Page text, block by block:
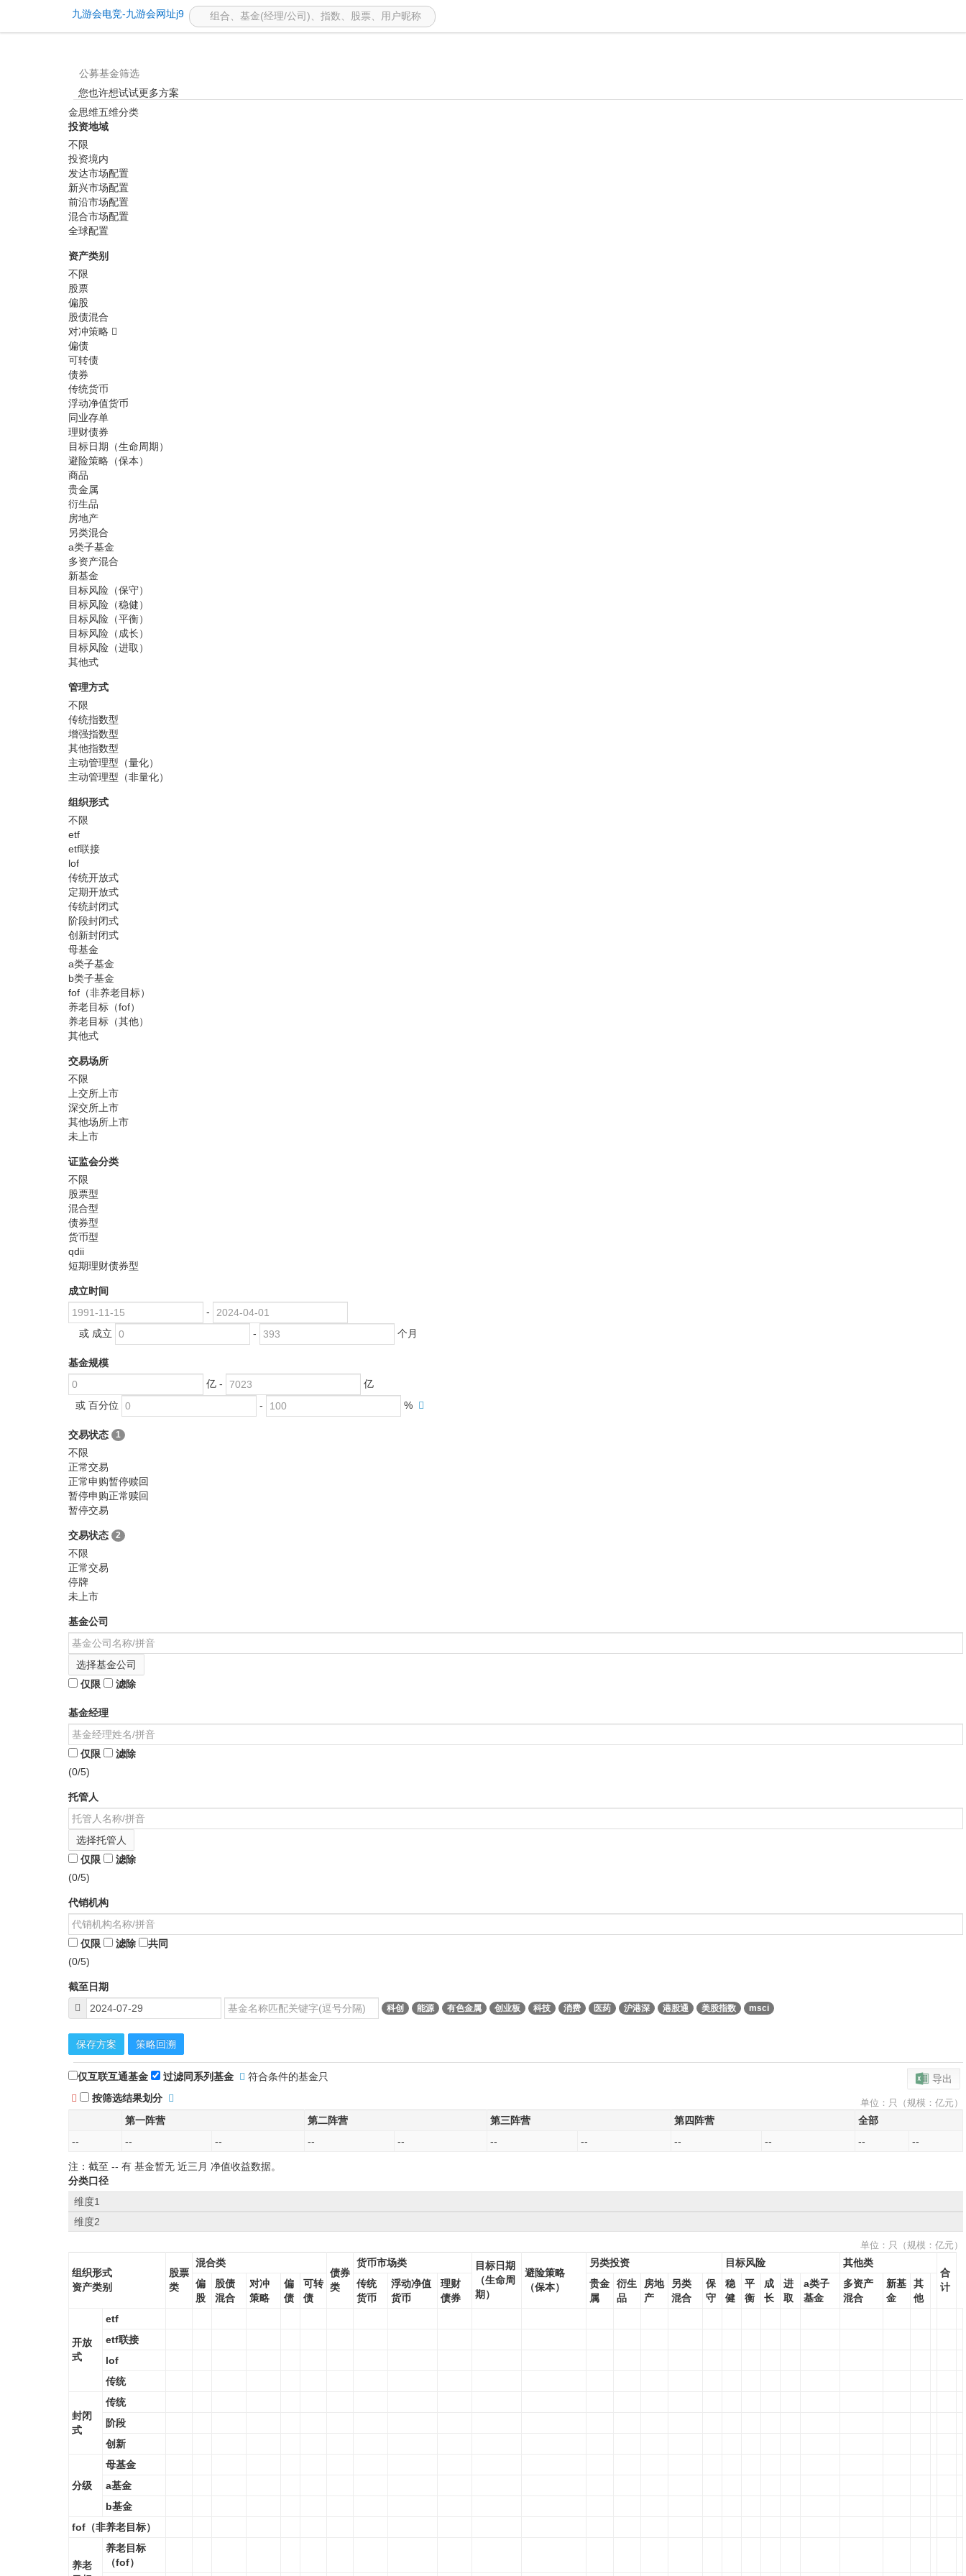
基金筛选 -九游会电竞
九游会电竞-九游会网址j9
公募基金筛选
您也许想试试更多方案
金思维五维分类
投资地域
不限
投资境内
发达市场配置
新兴市场配置
前沿市场配置
混合市场配置
全球配置
资产类别
不限
股票
偏股
股债混合
对冲策略
偏债
可转债
债券
传统货币
浮动净值货币
同业存单
理财债券
目标日期（生命周期）
避险策略（保本）
商品
贵金属
衍生品
房地产
另类混合
a类子基金
多资产混合
新基金
目标风险（保守）
目标风险（稳健）
目标风险（平衡）
目标风险（成长）
目标风险（进取）
其他式
管理方式
不限
传统指数型
增强指数型
其他指数型
主动管理型（量化）
主动管理型（非量化）
组织形式
不限
etf
etf联接
lof
传统开放式
定期开放式
传统封闭式
阶段封闭式
创新封闭式
母基金
a类子基金
b类子基金
fof（非养老目标）
养老目标（fof）
养老目标（其他）
其他式
交易场所
不限
上交所上市
深交所上市
其他场所上市
未上市
证监会分类
不限
股票型
混合型
债券型
货币型
qdii
短期理财债券型
成立时间
-
或 成立
- 个月
基金规模
亿 -
亿
或 百分位
- %
交易状态 1
不限
正常交易
正常申购暂停赎回
暂停申购正常赎回
暂停交易
交易状态 2
不限
正常交易
停牌
未上市
基金公司
选择基金公司
仅限
滤除
基金经理
仅限
滤除
(0/5)
托管人
选择托管人
仅限
滤除
(0/5)
代销机构
仅限 滤除
共同
(0/5)
截至日期
科创 能源 有色金属 创业板 科技 消费 医药 沪港深 港股通 美股指数 msci
保存方案 策略回溯
仅互联互通基金 过滤同系列基金 符合条件的基金只
导出
按筛选结果划分
单位：只（规模：亿元）
第一阵营 第二阵营 第三阵营 第四阵营
全部
--
-- -- -- -- -- -- -- -- -- --
注：截至 -- 有 基金暂无 近三月 净值收益数据。
分类口径
维度1
维度2
单位：只（规模：亿元）
组织形式
资产类别
股票
类
混合类
债券
类
货币市场类
目标日期
（生命周
期）
避险策略
（保本）
另类投资 目标风险
其他类
合
计
偏
股
股债
混合
对冲
策略
偏
债
可转
债
传统
货币
浮动净值
货币
理财
债券
贵金
属
衍生
品
房地
产
另类
混合
保
守
稳
健
平
衡
成
长
进
取
a类子
基金
多资产
混合
新基
金
其
他
开放
式
etf
etf联接
lof
传统
封闭
式
传统
阶段
创新
分级
母基金
a基金
b基金
fof（非养老目标）
养老
养老目标
（fof）